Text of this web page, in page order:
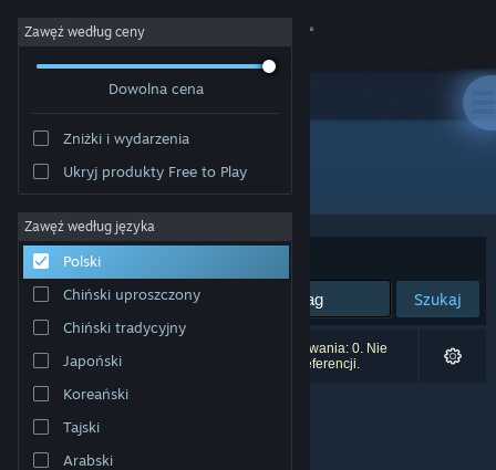
Zaloguj się
Społeczność
Informacje
Wsparcie
Zmień język
Pobierz aplikację mobilną Steam
Wersja przeglądarkowa
Zawęź według ceny
Dowolna cena
Zniżki i wydarzenia
Ukryj produkty Free to Play
Zawęź według języka
Polski
Chiński uproszczony
Chiński tradycyjny
Japoński
Koreański
Tajski
Arabski
Wydawca: Hopscotch Games
Sortuj według:
Szukaj
Liczba wyników pasujących do twojego wyszukiwania: 0. Nie
uwzględniono 3 tytułów na podstawie twoich preferencji.